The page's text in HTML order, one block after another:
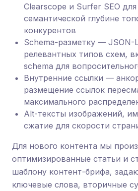
Clearscope и Surfer SEO
семантической глубине
конкурентов
Schema-разметку — JSON-
релевантных типов схем,
schema для
Внутренние ссылки —
размещение ссылок
максимального
Alt-тексты изображений,
сжатие для скорости
Для нового контента мы
оптимизированные статьи и
шаблону контент-брифа,
ключевые слова, вторичные